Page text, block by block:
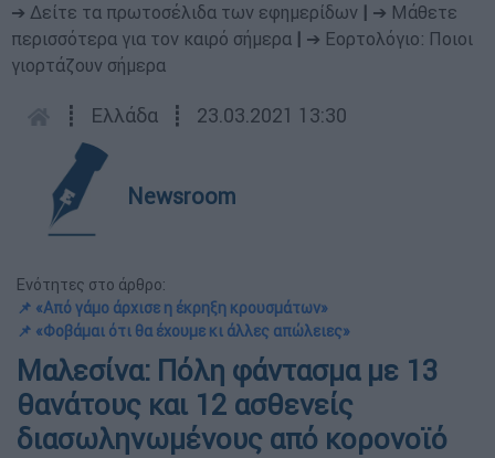
➔ Δείτε τα πρωτοσέλιδα των εφημερίδων
➔ Μάθετε
περισσότερα για τον καιρό σήμερα
➔ Εορτολόγιο: Ποιοι
γιορτάζουν σήμερα
┋ Ελλάδα ┋ 23.03.2021 13:30
Newsroom
Ενότητες στο άρθρο:
📌 «Από γάμο άρχισε η έκρηξη κρουσμάτων»
📌 «Φοβάμαι ότι θα έχουμε κι άλλες απώλειες»
Μαλεσίνα: Πόλη φάντασμα με 13
θανάτους και 12 ασθενείς
διασωληνωμένους από κορονοϊό